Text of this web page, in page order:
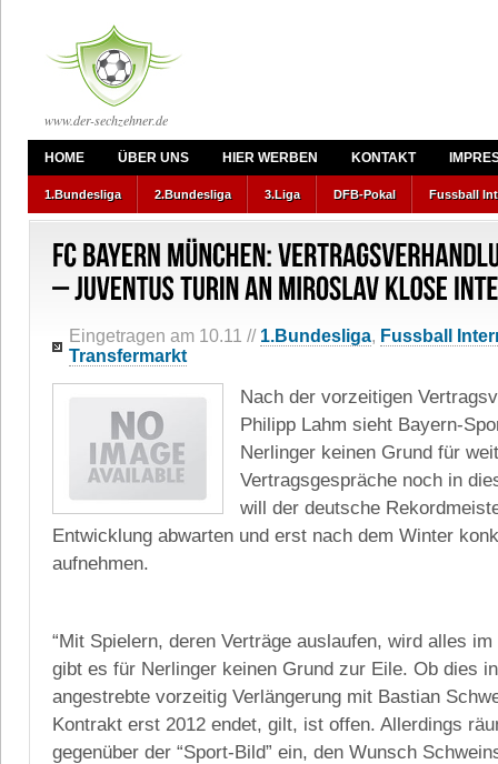
www.der-sechzehner.de
HOME ÜBER UNS HIER WERBEN KONTAKT
1.Bundesliga 2.Bundesliga 3.Liga DFB-Pokal Fussball
Eingetragen am 10.11 // 1.Bundesliga, Fussball
Transfermarkt
Nach der vorzeitigen
Philipp Lahm sieht Bayern-
Nerlinger keinen Grund für
Vertragsgespräche noch in
will der deutsche
Entwicklung abwarten und erst nach dem Winter
aufnehmen.
“Mit Spielern, deren Verträge auslaufen, wird alles im
gibt es für Nerlinger keinen Grund zur Eile. Ob dies
angestrebte vorzeitig Verlängerung mit Bastian
Kontrakt erst 2012 endet, gilt, ist offen. Allerdings
gegenüber der “Sport-Bild” ein, den Wunsch